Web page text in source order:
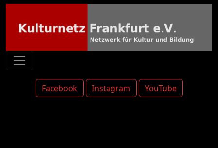
Facebook Instagram YouTube